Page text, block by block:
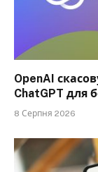
OpenAI
ChatGPT для
8 Серпня 2026